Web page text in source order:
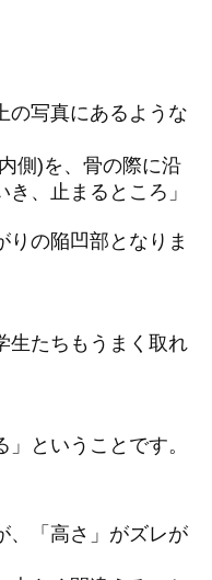
の写真にあるような
側)を、骨の際に沿
、止まるところ」
りの陥凹部となりま
生たちもうまく取れ
」ということです。
、「高さ」がズレが